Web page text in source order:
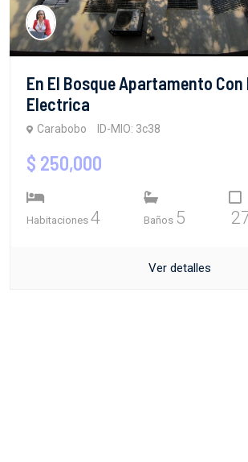
En El Bosque Apartamento
Electrica
Carabobo ID-MIO: 3c38
$ 250,000
Habitaciones 4 Baños 5
Ver detalles